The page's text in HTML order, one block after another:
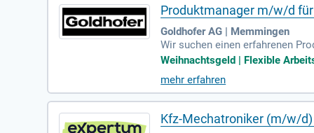
Produktmanager m/w/d
Goldhofer AG | Memmingen
Wir suchen einen erfahrenen
perativ weiterzuentwickeln. Sie
ss Cases. In enger
em sind Sie verantwortlich für
Weihnachtsgeld | Flexible
mehr erfahren
Kfz-Mechatroniker (m/w/